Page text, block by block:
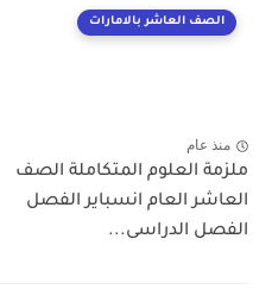
الصف العاشر بالامارات
منذ عام
ملزمة العلوم المتكاملة الصف
العاشر العام انسباير الفصل
الفصل الدراسى...